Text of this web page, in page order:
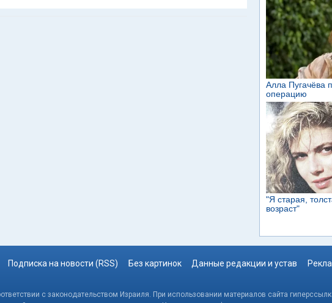
Подписка на новости (RSS) Без картинок Данные редакции и устав
с законодательством Израиля. При использовании материалов сайта